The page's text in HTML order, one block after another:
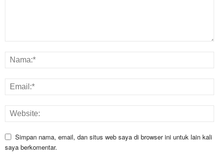
Simpan nama, email, dan situs web saya di browser ini untuk lain kali
saya berkomentar.